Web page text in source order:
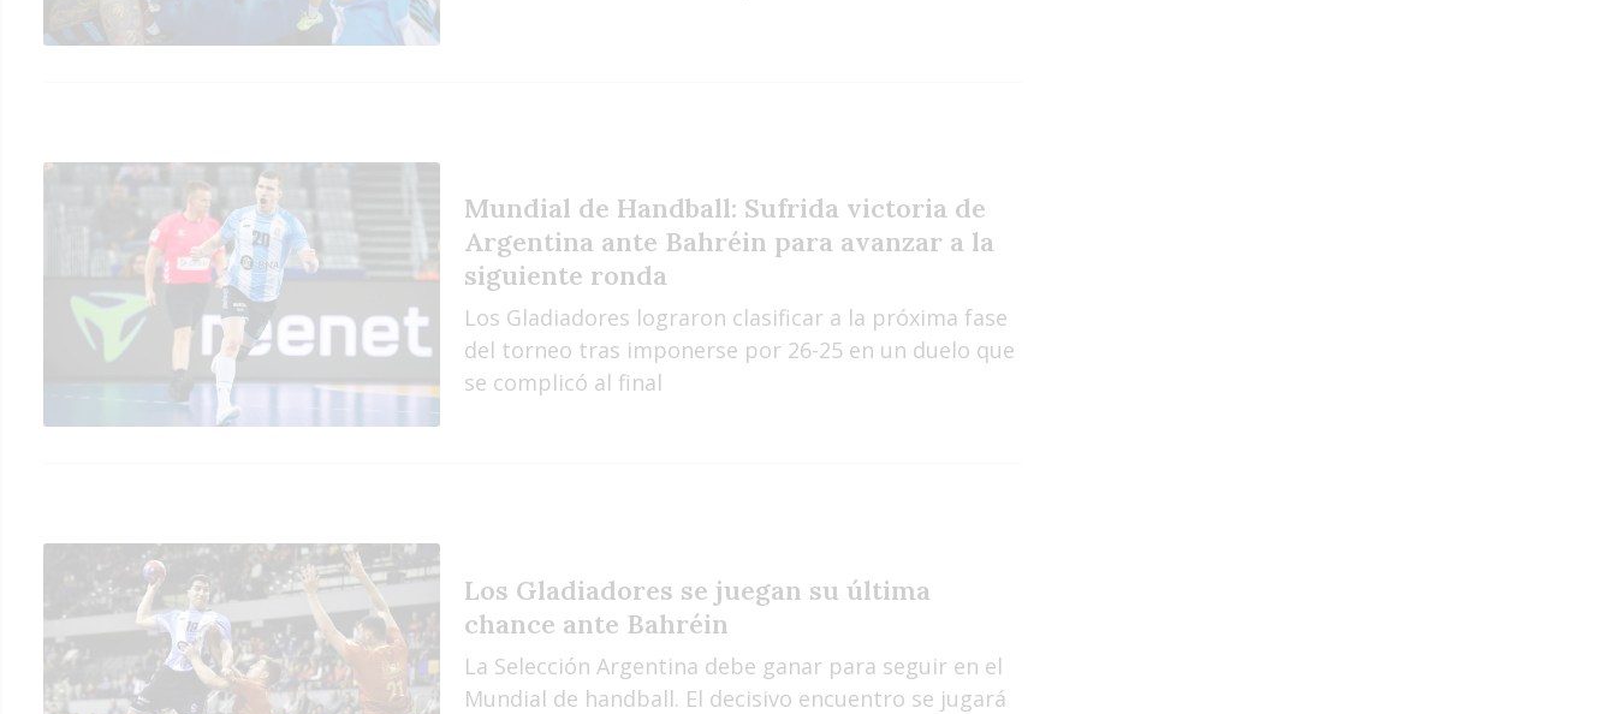
Mundial de Handball: Sufrida victoria de
Argentina ante Bahréin para avanzar a la
siguiente ronda
Los Gladiadores lograron clasificar a la próxima fase
del torneo tras imponerse por 26-25 en un duelo que
se complicó al final
Los Gladiadores se juegan su última
chance ante Bahréin
La Selección Argentina debe ganar para seguir en el
Mundial de handball. El decisivo encuentro se jugará